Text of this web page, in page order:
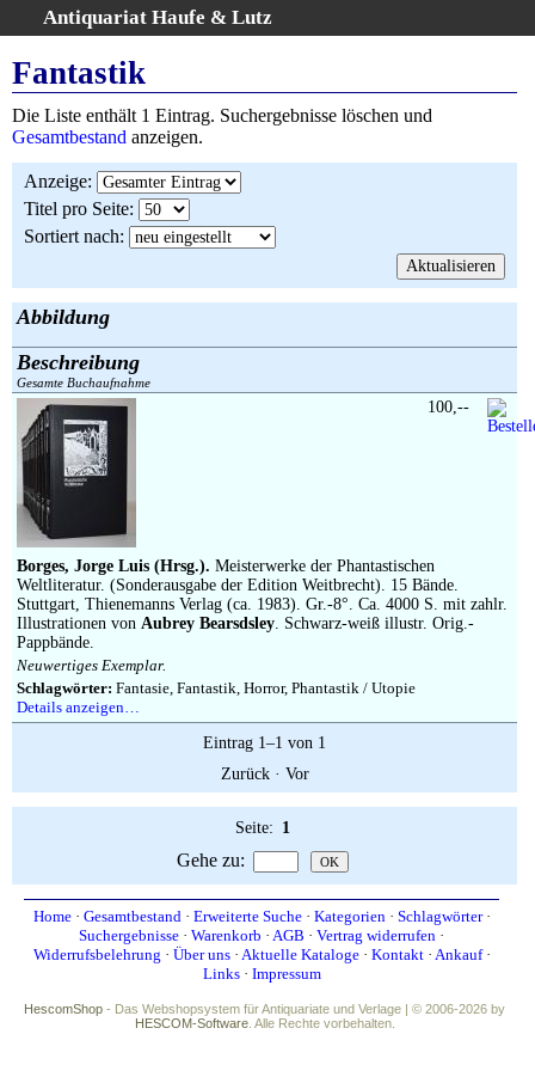
Antiquariat Haufe & Lutz
Home
Gesamtbestand
Kategorien
Schlagwörter
Suchergebnisse
AGB
Widerruf
Über uns
Aktuelle Kataloge
Kontakt
Ankauf
Links
Impressum
Fantastik
Die Liste enthält 1 Eintrag. Suchergebnisse löschen und
Gesamtbestand anzeigen.
Anzeige:
Titel pro Seite:
Sortiert nach:
Abbildung
Beschreibung
Gesamte Buchaufnahme
Borges, Jorge Luis (Hrsg.). Meisterwerke der Phantastischen
Weltliteratur. (Sonderausgabe der Edition Weitbrecht). 15 Bände.
Stuttgart, Thienemanns Verlag (ca. 1983). Gr.-8°. Ca. 4000 S. mit zahlr.
Illustrationen von Aubrey Bearsdsley. Schwarz-weiß illustr. Orig.-
Pappbände.
Neuwertiges Exemplar.
Schlagwörter: Fantasie, Fantastik, Horror, Phantastik / Utopie
Details anzeigen…
100,--
Eintrag 1–1 von 1
Zurück· Vor
Seite: 1
Gehe zu:
Home· Gesamtbestand· Erweiterte Suche· Kategorien· Schlagwörter·
Suchergebnisse · Warenkorb · AGB · Vertrag widerrufen ·
Widerrufsbelehrung · Über uns· Aktuelle Kataloge· Kontakt· Ankauf·
Links· Impressum
HescomShop - Das Webshopsystem für Antiquariate und Verlage | © 2006-2026 by
HESCOM-Software. Alle Rechte vorbehalten.